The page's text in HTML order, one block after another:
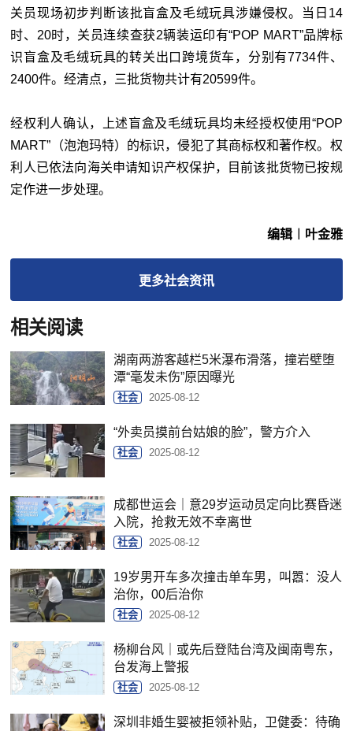
关员现场初步判断该批盲盒及毛绒玩具涉嫌侵权。当日14
时、20时，关员连续查获2辆装运印有“POP MART”品牌标
识盲盒及毛绒玩具的转关出口跨境货车，分别有7734件、
2400件。经清点，三批货物共计有20599件。
经权利人确认，上述盲盒及毛绒玩具均未经授权使用“POP
MART”（泡泡玛特）的标识，侵犯了其商标权和著作权。权
利人已依法向海关申请知识产权保护，目前该批货物已按规
定作进一步处理。
编辑︱叶金雅
更多社会资讯
相关阅读
湖南两游客越栏5米瀑布滑落，撞岩壁堕
潭“毫发未伤”原因曝光
社会 2025-08-12
“外卖员摸前台姑娘的脸”，警方介入
社会 2025-08-12
成都世运会｜意29岁运动员定向比赛昏迷
入院，抢救无效不幸离世
社会 2025-08-12
19岁男开车多次撞击单车男，叫嚣：没人
治你，00后治你
社会 2025-08-12
杨柳台风｜或先后登陆台湾及闽南粤东，
台发海上警报
社会 2025-08-12
深圳非婚生婴被拒领补贴，卫健委：待确